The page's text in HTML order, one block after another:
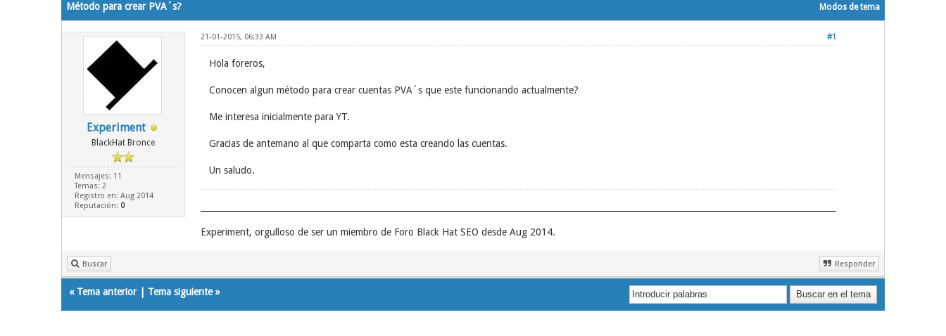
Modos de tema
Método para crear PVA´s?
Experiment
BlackHat Bronce
Mensajes: 11
Temas: 2
Registro en: Aug 2014
Reputación: 0
#1
21-01-2015, 06:33 AM
Hola foreros,
Conocen algun método para crear cuentas PVA´s que este funcionando actualmente?
Me interesa inicialmente para YT.
Gracias de antemano al que comparta como esta creando las cuentas.
Un saludo.
Experiment, orgulloso de ser un miembro de Foro Black Hat SEO desde Aug 2014.
Buscar Responder
« Tema anterior| Tema siguiente»